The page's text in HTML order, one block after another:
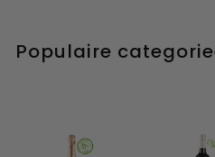
Populaire